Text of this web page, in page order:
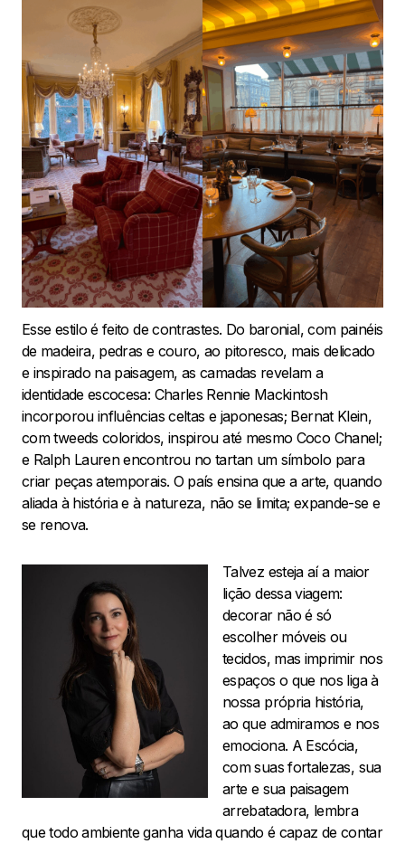
Esse estilo é feito de contrastes. Do baronial, com painéis
de madeira, pedras e couro, ao pitoresco, mais delicado
e inspirado na paisagem, as camadas revelam a
identidade escocesa: Charles Rennie Mackintosh
incorporou influências celtas e japonesas; Bernat Klein,
com tweeds coloridos, inspirou até mesmo Coco Chanel;
e Ralph Lauren encontrou no tartan um símbolo para
criar peças atemporais. O país ensina que a arte, quando
aliada à história e à natureza, não se limita; expande-se e
se renova.
Talvez esteja aí a maior
lição dessa viagem:
decorar não é só
escolher móveis ou
tecidos, mas imprimir nos
espaços o que nos liga à
nossa própria história,
ao que admiramos e nos
emociona. A Escócia,
com suas fortalezas, sua
arte e sua paisagem
arrebatadora, lembra
que todo ambiente ganha vida quando é capaz de contar